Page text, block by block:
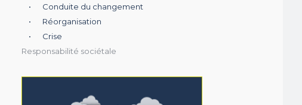
Conduite du changement
Réorganisation
Crise
Responsabilité sociétale